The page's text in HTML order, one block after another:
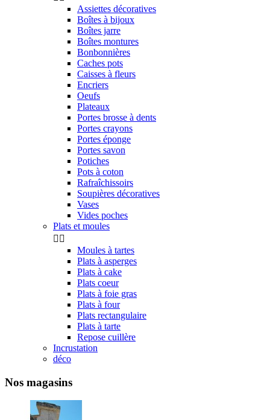
Assiettes décoratives
Boîtes à bijoux
Boîtes jarre
Boîtes montures
Bonbonnières
Caches pots
Caisses à fleurs
Encriers
Oeufs
Plateaux
Portes brosse à dents
Portes crayons
Portes éponge
Portes savon
Potiches
Pots à coton
Rafraîchissoirs
Soupières décoratives
Vases
Vides poches
Plats et moules
 
Moules à tartes
Plats à asperges
Plats à cake
Plats coeur
Plats à foie gras
Plats à four
Plats rectangulaire
Plats à tarte
Repose cuillère
Incrustation
déco
Nos magasins